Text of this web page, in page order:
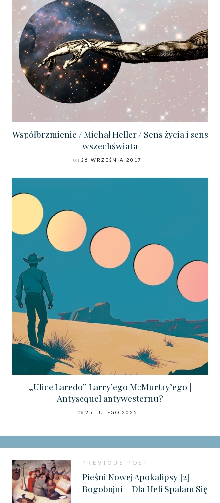
Współbrzmienie / Michał Heller / Sens życia i sens
wszechświata
on 26 WRZEŚNIA 2017
„Ulice Laredo” Larry’ego McMurtry’ego |
Antysequel antywesternu?
on 25 LUTEGO 2025
PREVIOUS POST
Pieśni Nowej Apokalipsy [2]
Bogobojni – Dla Heli Spalam Się